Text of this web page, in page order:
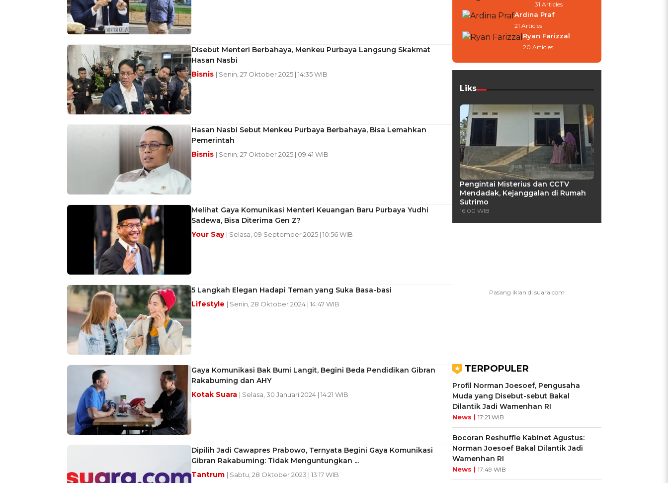
Disebut Menteri Berbahaya, Menkeu Purbaya Langsung Skakmat
Hasan Nasbi
Bisnis | Senin, 27 Oktober 2025 | 14:35 WIB
Hasan Nasbi Sebut Menkeu Purbaya Berbahaya, Bisa Lemahkan
Pemerintah
Bisnis | Senin, 27 Oktober 2025 | 09:41 WIB
Melihat Gaya Komunikasi Menteri Keuangan Baru Purbaya Yudhi
Sadewa, Bisa Diterima Gen Z?
Your Say | Selasa, 09 September 2025 | 10:56 WIB
5 Langkah Elegan Hadapi Teman yang Suka Basa-basi
Lifestyle | Senin, 28 Oktober 2024 | 14:47 WIB
Gaya Komunikasi Bak Bumi Langit, Begini Beda Pendidikan Gibran
Rakabuming dan AHY
Kotak Suara | Selasa, 30 Januari 2024 | 14:21 WIB
Dipilih Jadi Cawapres Prabowo, Ternyata Begini Gaya Komunikasi
Gibran Rakabuming: Tidak Menguntungkan ...
Tantrum | Sabtu, 28 Oktober 2023 | 13:17 WIB
31 Articles
Ardina Praf
21 Articles
Ryan Farizzal
20 Articles
Liks
Pengintai Misterius dan CCTV
Mendadak, Kejanggalan di Rumah
Sutrimo
16:00 WIB
TERPOPULER
Profil Norman Joesoef, Pengusaha
Muda yang Disebut-sebut Bakal
Dilantik Jadi Wamenhan RI
News | 17:21 WIB
Bocoran Reshuffle Kabinet Agustus:
Norman Joesoef Bakal Dilantik Jadi
Wamenhan RI
News | 17:49 WIB